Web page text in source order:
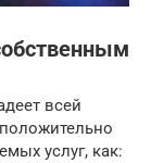
всей
услуг, как: